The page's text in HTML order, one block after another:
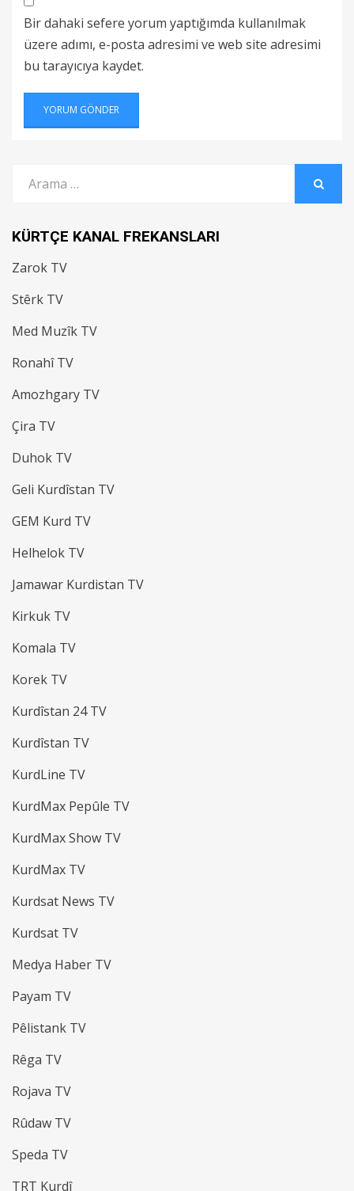
Bir dahaki sefere yorum yaptığımda kullanılmak
üzere adımı, e-posta adresimi ve web site adresimi
bu tarayıcıya kaydet.
KÜRTÇE KANAL FREKANSLARI
Zarok TV
Stêrk TV
Med Muzîk TV
Ronahî TV
Amozhgary TV
Çira TV
Duhok TV
Geli Kurdîstan TV
GEM Kurd TV
Helhelok TV
Jamawar Kurdistan TV
Kirkuk TV
Komala TV
Korek TV
Kurdîstan 24 TV
Kurdîstan TV
KurdLine TV
KurdMax Pepûle TV
KurdMax Show TV
KurdMax TV
Kurdsat News TV
Kurdsat TV
Medya Haber TV
Payam TV
Pêlistank TV
Rêga TV
Rojava TV
Rûdaw TV
Speda TV
TRT Kurdî